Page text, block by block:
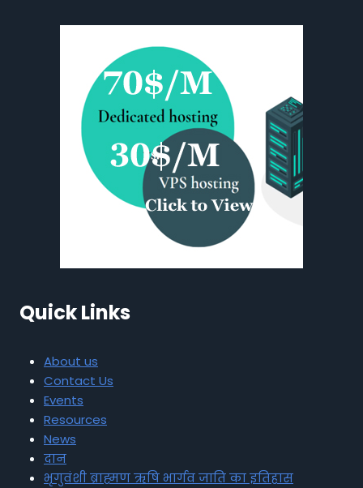
Quick Links
About us
Contact Us
Events
Resources
News
दान
भृगुवंशी ब्राह्मण ऋषि भार्गव जाति का इतिहास